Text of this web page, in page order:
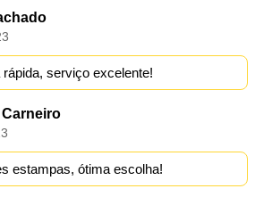
rápida, serviço excelente!
Carneiro
estampas, ótima escolha!